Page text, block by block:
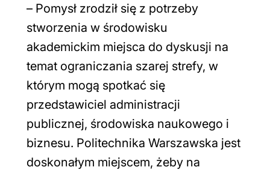
– Pomysł zrodził się z potrzeby
stworzenia w środowisku
akademickim miejsca do dyskusji na
temat ograniczania szarej strefy, w
którym mogą spotkać się
przedstawiciel administracji
publicznej, środowiska naukowego i
biznesu. Politechnika Warszawska jest
doskonałym miejscem, żeby na